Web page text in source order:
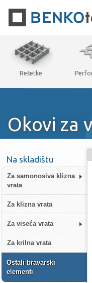
Rešetke
Okovi za
Na skladištu
Za samonosiva klizna
vrata
Za klizna vrata
Za viseća vrata
Za krilna vrata
Ostali bravarski
elementi